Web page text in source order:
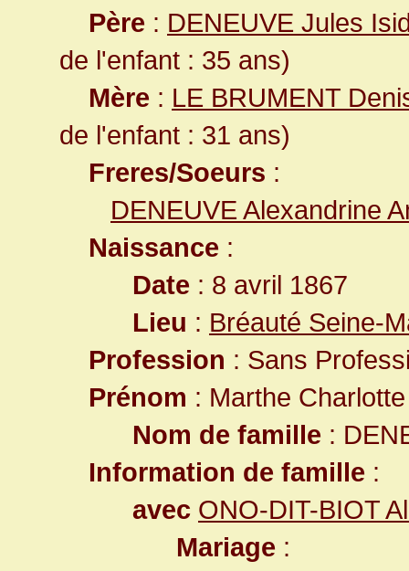
Père : DENEUVE Jules
de l'enfant : 35 ans)
Mère : LE BRUMENT
de l'enfant : 31 ans)
Freres/Soeurs :
DENEUVE Alexandrine
Naissance :
Date : 8 avril 1867
Lieu : Bréauté Seine-
Profession : Sans
Prénom : Marthe
Nom de famille :
Information de famille :
avec ONO-DIT-BIOT
Mariage :